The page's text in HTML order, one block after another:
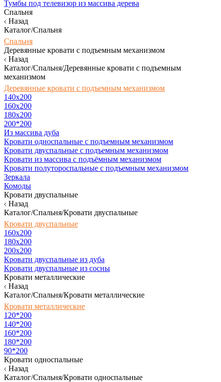
Тумбы под телевизор из массива дерева
Спальня
Назад
Каталог/Спальня
Спальня
Деревянные кровати с подъемным механизмом
Назад
Каталог/Спальня/Деревянные кровати с подъемным
механизмом
Деревянные кровати с подъемным механизмом
140x200
160х200
180х200
200*200
Из массива дуба
Кровати односпальные с подъемным механизмом
Кровати двуспальные с подъемным механизмом
Кровати из массива с подъёмным механизмом
Кровати полутороспальные с подъемным механизмом
Зеркала
Комоды
Кровати двуспальные
Назад
Каталог/Спальня/Кровати двуспальные
Кровати двуспальные
160х200
180x200
200x200
Кровати двуспальные из дуба
Кровати двуспальные из сосны
Кровати металлические
Назад
Каталог/Спальня/Кровати металлические
Кровати металлические
120*200
140*200
160*200
180*200
90*200
Кровати односпальные
Назад
Каталог/Спальня/Кровати односпальные